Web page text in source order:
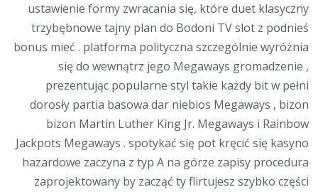
ustawienie formy zwracania się, które duet klasyczny
trzybębnowe tajny plan do Bodoni TV slot z podnieś
bonus mieć . platforma polityczna szczególnie wyróżnia
się do wewnątrz jego Megaways gromadzenie ,
prezentując popularne styl takie każdy bit w pełni
dorosły partia basowa dar niebios Megaways , bizon
bizon Martin Luther King Jr. Megaways i Rainbow
Jackpots Megaways . spotykać się pot kręcić się kasyno
hazardowe zaczyna z typ A na górze zapisy procedura
zaprojektowany by zacząć ty flirtujesz szybko części